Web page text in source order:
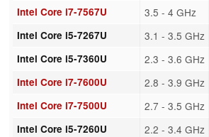
Intel Core i7-7567U 3.5 - 4 GHz
Intel Core i5-7267U 3.1 - 3.5 GHz
Intel Core i5-7360U 2.3 - 3.6 GHz
Intel Core i7-7600U 2.8 - 3.9 GHz
Intel Core i7-7500U 2.7 - 3.5 GHz
Intel Core i5-7260U 2.2 - 3.4 GHz